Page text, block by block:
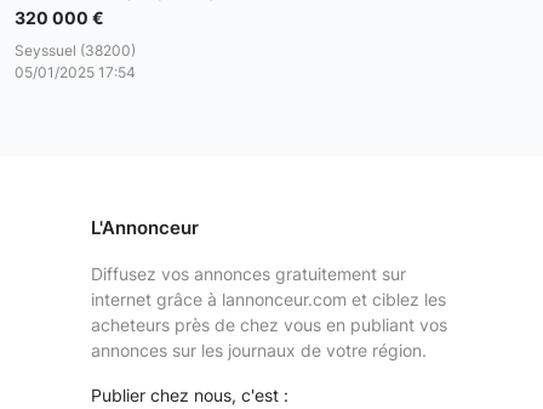
320 000 €
Seyssuel (38200)
05/01/2025 17:54
L'Annonceur
Diffusez vos annonces gratuitement sur
internet grâce à lannonceur.com et ciblez les
acheteurs près de chez vous en publiant vos
annonces sur les journaux de votre région.
Publier chez nous, c'est :